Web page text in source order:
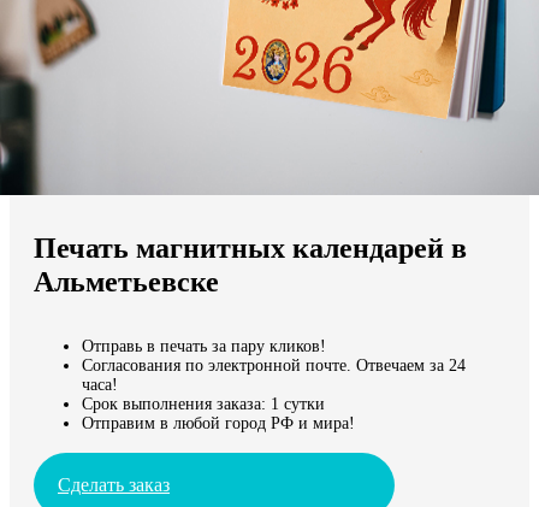
Мы доставляем по всему миру
Продолжить без города
Печать магнитных календарей в
Альметьевске
Отправь в печать за пару кликов!
Согласования по электронной почте. Отвечаем за 24
часа!
Срок выполнения заказа: 1 сутки
Отправим в любой город РФ и мира!
Сделать заказ